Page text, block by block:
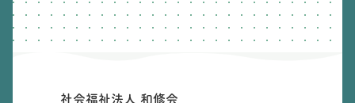
社会福祉法人 和修会